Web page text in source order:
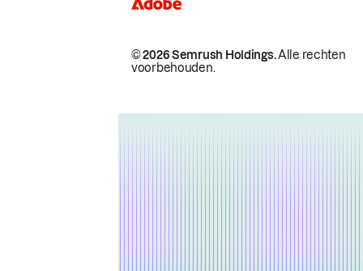
© 2026 Semrush Holdings.Alle rechten
voorbehouden.